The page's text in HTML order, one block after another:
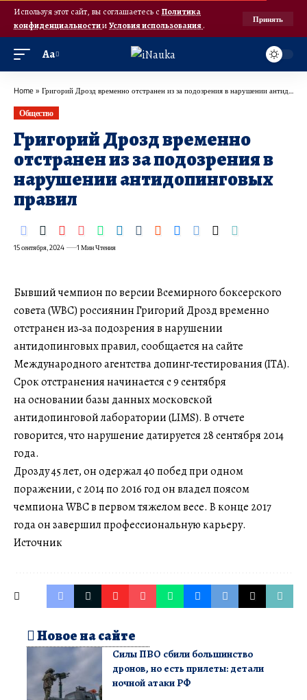
Используя этот сайт, вы соглашаетесь с Политика
конфиденциальностииУсловия использования.
Принять
Аа
Home » Григорий Дрозд временно отстранен из за подозрения в нарушении антидопинговых правил
Общество
Григорий Дрозд временно
отстранен из за подозрения в
нарушении антидопинговых
правил
15 сентября, 2024 1 Мин Чтения
Бывший чемпион по версии Всемирного боксерского
совета (WBC) россиянин Григорий Дрозд временно
отстранен из‑за подозрения в нарушении
антидопинговых правил, сообщается на сайте
Международного агентства допинг‑тестирования (ITA).
Срок отстранения начинается с 9 сентября
на основании базы данных московской
антидопинговой лаборатории (LIMS). В отчете
говорится, что нарушение датируется 28 сентября 2014
года.
Дрозду 45 лет, он одержал 40 побед при одном
поражении, с 2014 по 2016 год он владел поясом
чемпиона WBC в первом тяжелом весе. В конце 2017
года он завершил профессиональную карьеру.
Источник
Новое на сайте
Силы ПВО сбили большинство
дронов, но есть прилеты: детали
ночной атаки РФ